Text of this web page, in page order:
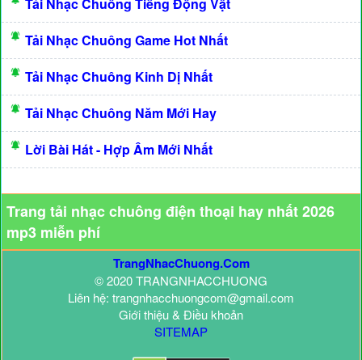
Tải Nhạc Chuông Tiếng Động Vật
Tải Nhạc Chuông Game Hot Nhất
Tải Nhạc Chuông Kinh Dị Nhất
Tải Nhạc Chuông Năm Mới Hay
Lời Bài Hát - Hợp Âm Mới Nhất
Trang tải nhạc chuông điện thoại hay nhất 2026
mp3 miễn phí
TrangNhacChuong.Com
© 2020 TRANGNHACCHUONG
Liên hệ: trangnhacchuongcom@gmail.com
Giới thiệu & Điều khoản
SITEMAP